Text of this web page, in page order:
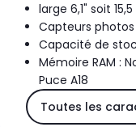
large 6,1" soit
Capteurs
Capacité de
Mémoire RAM :
Puce A18
Toutes les